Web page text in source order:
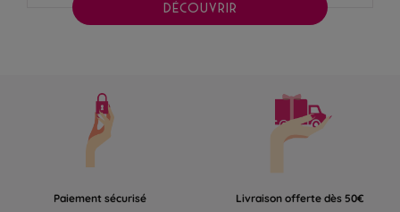
DÉCOUVRIR
Paiement sécurisé Livraison offerte dès 50€